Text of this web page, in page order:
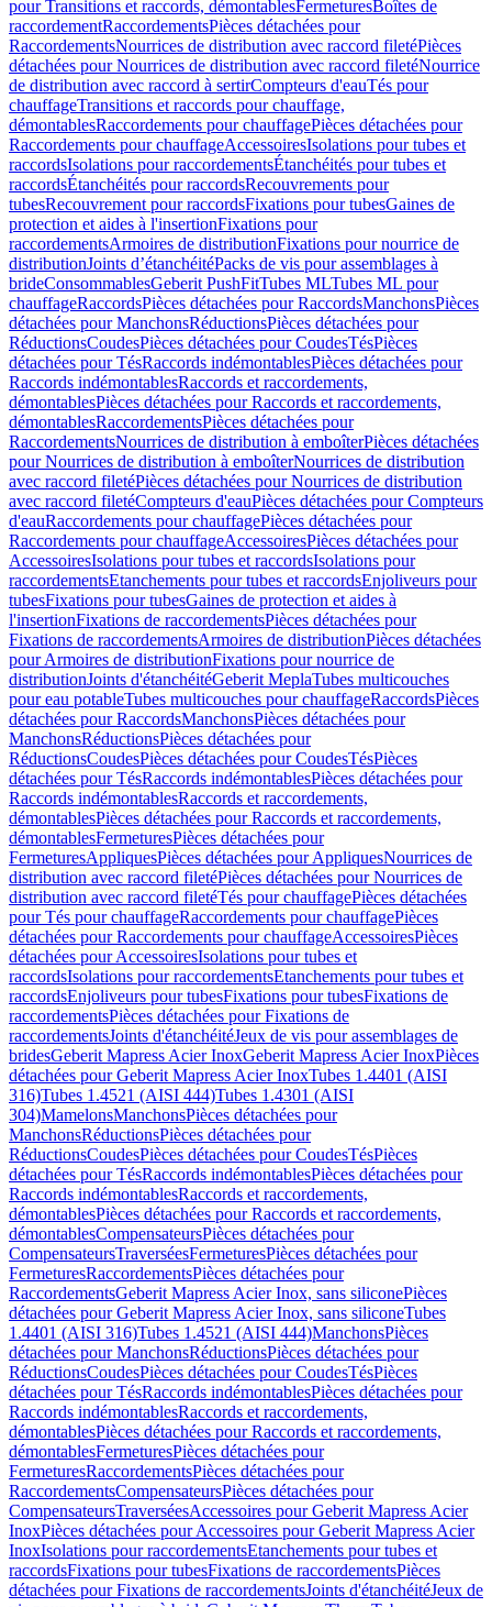
pour Transitions et raccords, démontablesFermeturesBoîtes de
raccordementRaccordementsPièces détachées pour
RaccordementsNourrices de distribution avec raccord filetéPièces
détachées pour Nourrices de distribution avec raccord filetéNourrice
de distribution avec raccord à sertirCompteurs d'eauTés pour
chauffageTransitions et raccords pour chauffage,
démontablesRaccordements pour chauffagePièces détachées pour
Raccordements pour chauffageAccessoiresIsolations pour tubes et
raccordsIsolations pour raccordementsÉtanchéités pour tubes et
raccordsÉtanchéités pour raccordsRecouvrements pour
tubesRecouvrement pour raccordsFixations pour tubesGaines de
protection et aides à l'insertionFixations pour
raccordementsArmoires de distributionFixations pour nourrice de
distributionJoints d’étanchéitéPacks de vis pour assemblages à
brideConsommablesGeberit PushFitTubes MLTubes ML pour
chauffageRaccordsPièces détachées pour RaccordsManchonsPièces
détachées pour ManchonsRéductionsPièces détachées pour
RéductionsCoudesPièces détachées pour CoudesTésPièces
détachées pour TésRaccords indémontablesPièces détachées pour
Raccords indémontablesRaccords et raccordements,
démontablesPièces détachées pour Raccords et raccordements,
démontablesRaccordementsPièces détachées pour
RaccordementsNourrices de distribution à emboîterPièces détachées
pour Nourrices de distribution à emboîterNourrices de distribution
avec raccord filetéPièces détachées pour Nourrices de distribution
avec raccord filetéCompteurs d'eauPièces détachées pour Compteurs
d'eauRaccordements pour chauffagePièces détachées pour
Raccordements pour chauffageAccessoiresPièces détachées pour
AccessoiresIsolations pour tubes et raccordsIsolations pour
raccordementsEtanchements pour tubes et raccordsEnjoliveurs pour
tubesFixations pour tubesGaines de protection et aides à
l'insertionFixations de raccordementsPièces détachées pour
Fixations de raccordementsArmoires de distributionPièces détachées
pour Armoires de distributionFixations pour nourrice de
distributionJoints d'étanchéitéGeberit MeplaTubes multicouches
pour eau potableTubes multicouches pour chauffageRaccordsPièces
détachées pour RaccordsManchonsPièces détachées pour
ManchonsRéductionsPièces détachées pour
RéductionsCoudesPièces détachées pour CoudesTésPièces
détachées pour TésRaccords indémontablesPièces détachées pour
Raccords indémontablesRaccords et raccordements,
démontablesPièces détachées pour Raccords et raccordements,
démontablesFermeturesPièces détachées pour
FermeturesAppliquesPièces détachées pour AppliquesNourrices de
distribution avec raccord filetéPièces détachées pour Nourrices de
distribution avec raccord filetéTés pour chauffagePièces détachées
pour Tés pour chauffageRaccordements pour chauffagePièces
détachées pour Raccordements pour chauffageAccessoiresPièces
détachées pour AccessoiresIsolations pour tubes et
raccordsIsolations pour raccordementsEtanchements pour tubes et
raccordsEnjoliveurs pour tubesFixations pour tubesFixations de
raccordementsPièces détachées pour Fixations de
raccordementsJoints d'étanchéitéJeux de vis pour assemblages de
bridesGeberit Mapress Acier InoxGeberit Mapress Acier InoxPièces
détachées pour Geberit Mapress Acier InoxTubes 1.4401 (AISI
316)Tubes 1.4521 (AISI 444)Tubes 1.4301 (AISI
304)MamelonsManchonsPièces détachées pour
ManchonsRéductionsPièces détachées pour
RéductionsCoudesPièces détachées pour CoudesTésPièces
détachées pour TésRaccords indémontablesPièces détachées pour
Raccords indémontablesRaccords et raccordements,
démontablesPièces détachées pour Raccords et raccordements,
démontablesCompensateursPièces détachées pour
CompensateursTraverséesFermeturesPièces détachées pour
FermeturesRaccordementsPièces détachées pour
RaccordementsGeberit Mapress Acier Inox, sans siliconePièces
détachées pour Geberit Mapress Acier Inox, sans siliconeTubes
1.4401 (AISI 316)Tubes 1.4521 (AISI 444)ManchonsPièces
détachées pour ManchonsRéductionsPièces détachées pour
RéductionsCoudesPièces détachées pour CoudesTésPièces
détachées pour TésRaccords indémontablesPièces détachées pour
Raccords indémontablesRaccords et raccordements,
démontablesPièces détachées pour Raccords et raccordements,
démontablesFermeturesPièces détachées pour
FermeturesRaccordementsPièces détachées pour
RaccordementsCompensateursPièces détachées pour
CompensateursTraverséesAccessoires pour Geberit Mapress Acier
InoxPièces détachées pour Accessoires pour Geberit Mapress Acier
InoxIsolations pour raccordementsEtanchements pour tubes et
raccordsFixations pour tubesFixations de raccordementsPièces
détachées pour Fixations de raccordementsJoints d'étanchéitéJeux de